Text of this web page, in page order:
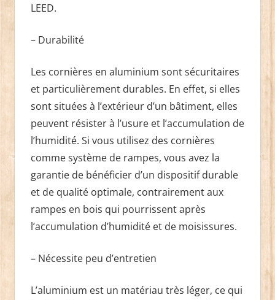
LEED.
– Durabilité
Les cornières en aluminium sont sécuritaires
et particulièrement durables. En effet, si elles
sont situées à l’extérieur d’un bâtiment, elles
peuvent résister à l’usure et l’accumulation de
l’humidité. Si vous utilisez des cornières
comme système de rampes, vous avez la
garantie de bénéficier d’un dispositif durable
et de qualité optimale, contrairement aux
rampes en bois qui pourrissent après
l’accumulation d’humidité et de moisissures.
– Nécessite peu d’entretien
L’aluminium est un matériau très léger, ce qui